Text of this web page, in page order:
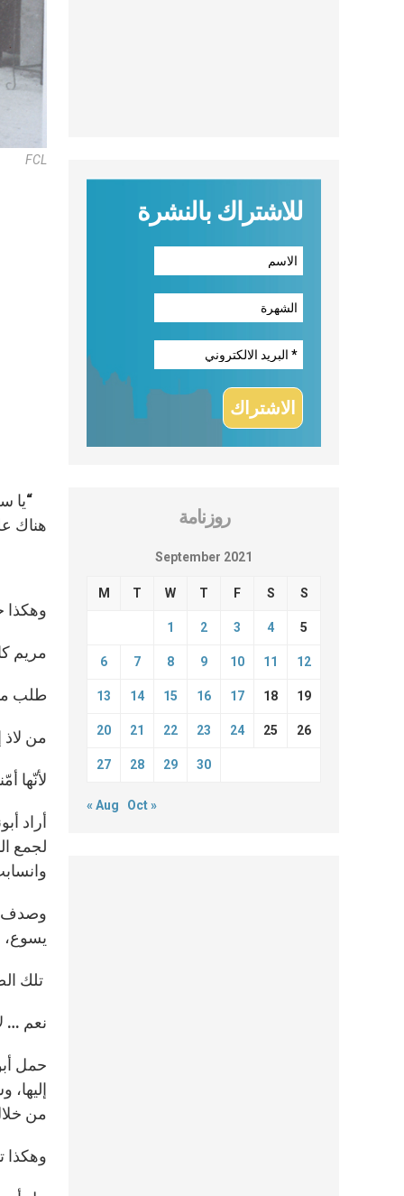
FCL
“يا
هناك
وهكذا
مريم
طلب
من لاذ
لأنّها
أراد
لجمع
وصدف
يسوع،
تلك
نعم …
حمل
من
وهكذا
للاشتراك بالنشرة
روزنامة
September 2021
M T W T F S S
1 2 3 4 5
6 7 8 9 10 11 12
13 14 15 16 17 18 19
20 21 22 23 24 25 26
27 28 29 30
« Aug Oct »